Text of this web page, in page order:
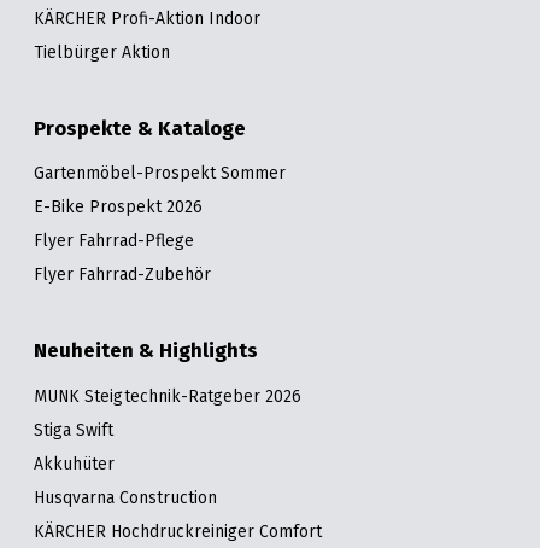
KÄRCHER Profi-Aktion Indoor
Tielbürger Aktion
Prospekte & Kataloge
Gartenmöbel-Prospekt Sommer
E-Bike Prospekt 2026
Flyer Fahrrad-Pflege
Flyer Fahrrad-Zubehör
Neuheiten & Highlights
MUNK Steigtechnik-Ratgeber 2026
Stiga Swift
Akkuhüter
Husqvarna Construction
KÄRCHER Hochdruckreiniger Comfort